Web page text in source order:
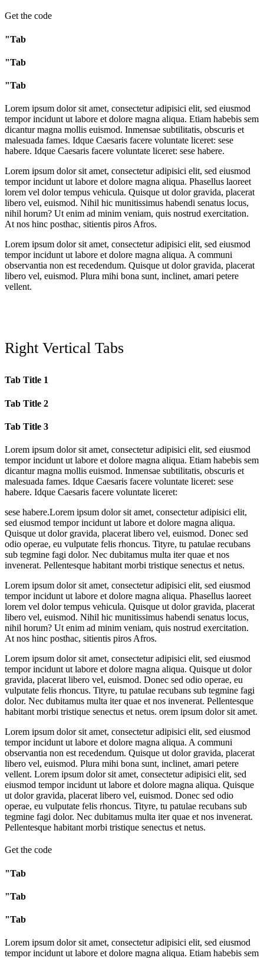
Get the code
"Tab
"Tab
"Tab
Lorem ipsum dolor sit amet, consectetur adipisici elit, sed eiusmod
tempor incidunt ut labore et dolore magna aliqua. Etiam habebis sem
dicantur magna mollis euismod. Inmensae subtilitatis, obscuris et
malesuada fames. Idque Caesaris facere voluntate liceret: sese
habere. Idque Caesaris facere voluntate liceret: sese habere.
Lorem ipsum dolor sit amet, consectetur adipisici elit, sed eiusmod
tempor incidunt ut labore et dolore magna aliqua. Phasellus laoreet
lorem vel dolor tempus vehicula. Quisque ut dolor gravida, placerat
libero vel, euismod. Nihil hic munitissimus habendi senatus locus,
nihil horum? Ut enim ad minim veniam, quis nostrud exercitation.
At nos hinc posthac, sitientis piros Afros.
Lorem ipsum dolor sit amet, consectetur adipisici elit, sed eiusmod
tempor incidunt ut labore et dolore magna aliqua. A communi
observantia non est recedendum. Quisque ut dolor gravida, placerat
libero vel, euismod. Plura mihi bona sunt, inclinet, amari petere
vellent.
Right Vertical Tabs
Tab Title 1
Tab Title 2
Tab Title 3
Lorem ipsum dolor sit amet, consectetur adipisici elit, sed eiusmod
tempor incidunt ut labore et dolore magna aliqua. Etiam habebis sem
dicantur magna mollis euismod. Inmensae subtilitatis, obscuris et
malesuada fames. Idque Caesaris facere voluntate liceret: sese
habere. Idque Caesaris facere voluntate liceret:
sese habere.Lorem ipsum dolor sit amet, consectetur adipisici elit,
sed eiusmod tempor incidunt ut labore et dolore magna aliqua.
Quisque ut dolor gravida, placerat libero vel, euismod. Donec sed
odio operae, eu vulputate felis rhoncus. Tityre, tu patulae recubans
sub tegmine fagi dolor. Nec dubitamus multa iter quae et nos
invenerat. Pellentesque habitant morbi tristique senectus et netus.
Lorem ipsum dolor sit amet, consectetur adipisici elit, sed eiusmod
tempor incidunt ut labore et dolore magna aliqua. Phasellus laoreet
lorem vel dolor tempus vehicula. Quisque ut dolor gravida, placerat
libero vel, euismod. Nihil hic munitissimus habendi senatus locus,
nihil horum? Ut enim ad minim veniam, quis nostrud exercitation.
At nos hinc posthac, sitientis piros Afros.
Lorem ipsum dolor sit amet, consectetur adipisici elit, sed eiusmod
tempor incidunt ut labore et dolore magna aliqua. Quisque ut dolor
gravida, placerat libero vel, euismod. Donec sed odio operae, eu
vulputate felis rhoncus. Tityre, tu patulae recubans sub tegmine fagi
dolor. Nec dubitamus multa iter quae et nos invenerat. Pellentesque
habitant morbi tristique senectus et netus. orem ipsum dolor sit amet.
Lorem ipsum dolor sit amet, consectetur adipisici elit, sed eiusmod
tempor incidunt ut labore et dolore magna aliqua. A communi
observantia non est recedendum. Quisque ut dolor gravida, placerat
libero vel, euismod. Plura mihi bona sunt, inclinet, amari petere
vellent. Lorem ipsum dolor sit amet, consectetur adipisici elit, sed
eiusmod tempor incidunt ut labore et dolore magna aliqua. Quisque
ut dolor gravida, placerat libero vel, euismod. Donec sed odio
operae, eu vulputate felis rhoncus. Tityre, tu patulae recubans sub
tegmine fagi dolor. Nec dubitamus multa iter quae et nos invenerat.
Pellentesque habitant morbi tristique senectus et netus.
Get the code
"Tab
"Tab
"Tab
Lorem ipsum dolor sit amet, consectetur adipisici elit, sed eiusmod
tempor incidunt ut labore et dolore magna aliqua. Etiam habebis sem